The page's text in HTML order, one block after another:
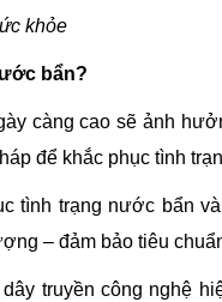
khỏe
bẩn?
càng cao sẽ ảnh
để khắc phục tình
tình trạng nước bẩn
– đảm bảo tiêu
truyền công nghệ